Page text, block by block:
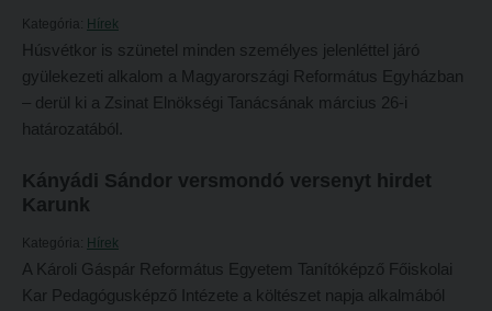
Órarend
Ösztöndíjak és egyéb hallgatói pályázatok
Kari pályázatok
Szakdolgozati tudnivalók
Tanulmányi határidők
Tanulmányi Osztály
Kérelmek – nyomtatványok
Szakirányú továbbképzések
HALLGATÓINKNAK
2026/2027. tanévre felvett hallgatók részére
HÖK
Konzultációs időpontok
Órarend
Kari mentorok
Ösztöndíjak és egyéb hallgatói pályázatok
Kategória: Hírek
Húsvétkor is szünetel minden személyes jelenléttel járó
gyülekezeti alkalom a Magyarországi Református Egyházban
– derül ki a Zsinat Elnökségi Tanácsának március 26-i
határozatából.
Kányádi Sándor versmondó versenyt hirdet
Karunk
Kategória: Hírek
A Károli Gáspár Református Egyetem Tanítóképző Főiskolai
Kar Pedagógusképző Intézete a költészet napja alkalmából